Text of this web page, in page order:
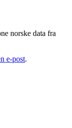
norske data fra
e-post.